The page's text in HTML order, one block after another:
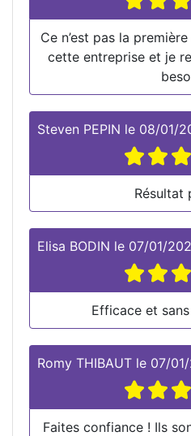
Ce n’est pas la
cette entreprise et je
Steven PEPIN le 08/01/
Résultat
Elisa BODIN le 07/01/
Efficace et
Romy THIBAUT le 07/
Faites confiance ! Ils